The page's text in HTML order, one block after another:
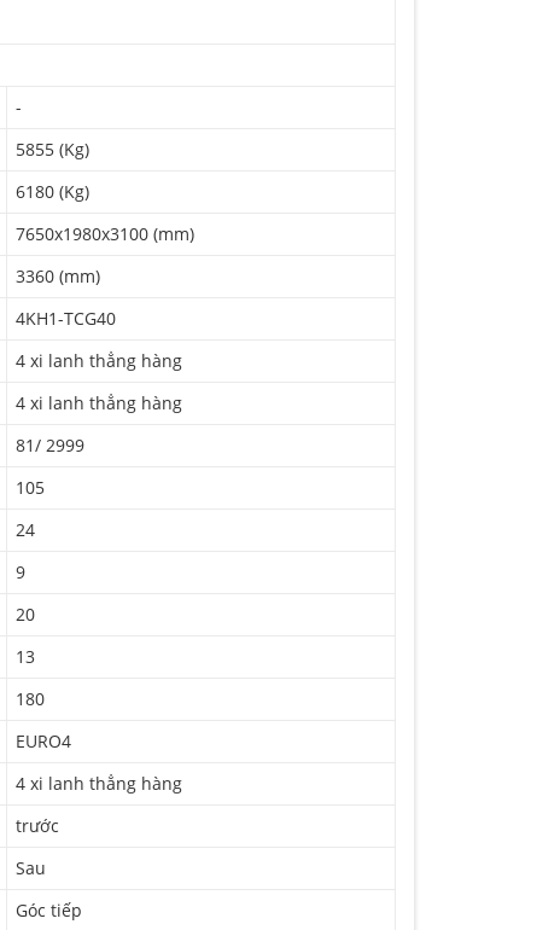
-
5855 (Kg)
6180 (Kg)
7650x1980x3100 (mm)
3360 (mm)
4KH1-TCG40
4 xi lanh thẳng hàng
4 xi lanh thẳng hàng
81/ 2999
105
24
9
20
13
180
EURO4
4 xi lanh thẳng hàng
trước
Sau
Góc tiếp